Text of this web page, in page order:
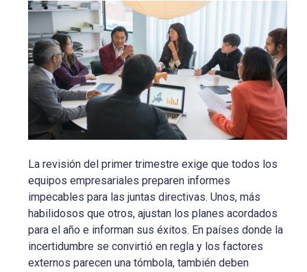
La revisión del primer trimestre exige que todos los
equipos empresariales preparen informes
impecables para las juntas directivas. Unos, más
habilidosos que otros, ajustan los planes acordados
para el año e informan sus éxitos. En países donde la
incertidumbre se convirtió en regla y los factores
externos parecen una tómbola, también deben